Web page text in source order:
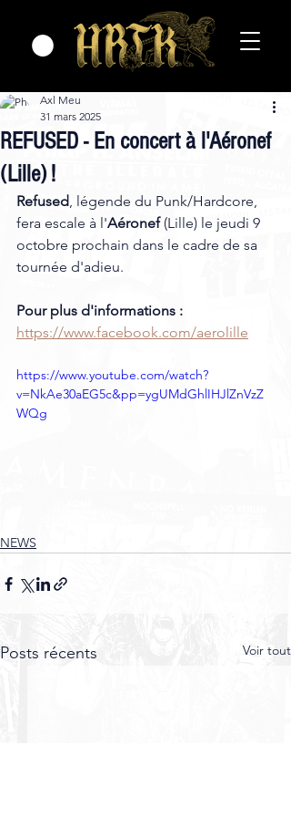
REFUSED - En concert à l'Aéronef
(Lille) !
Axl Meu
31 mars 2025
Refused , légende du Punk/Hardcore,
fera escale à l'Aéronef (Lille) le jeudi 9
octobre prochain dans le cadre de sa
tournée d'adieu.
Pour plus d'informations :
https://www.facebook.com/aerolille
https://www.youtube.com/watch?
v=NkAe30aEG5c&pp=ygUMdGhlIHJlZnVzZ
WQg
NEWS
Posts récents Voir tout